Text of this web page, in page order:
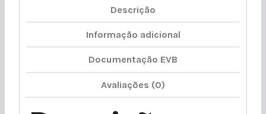
Descrição
Informação adicional
Documentação EVB
Avaliações (0)